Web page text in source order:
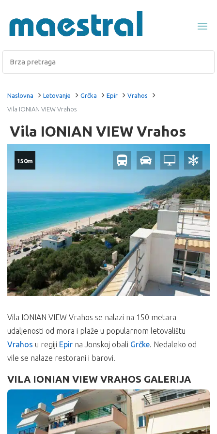
Naslovna Letovanje Grčka Epir
Vrahos
Vila IONIAN VIEW Vrahos
Vila IONIAN VIEW Vrahos
150m
Vila IONIAN VIEW Vrahos se nalazi na 150 metara
udaljenosti od mora i plaže u popularnom letovalištu
Vrahos u regiji Epir na Jonskoj obali Grčke . Nedaleko od
vile se nalaze restorani i barovi.
VILA IONIAN VIEW VRAHOS GALERIJA